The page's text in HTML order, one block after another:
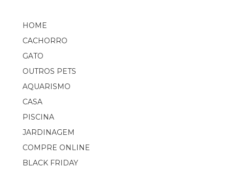
HOME
CACHORRO
GATO
OUTROS PETS
AQUARISMO
CASA
PISCINA
JARDINAGEM
COMPRE ONLINE
BLACK FRIDAY